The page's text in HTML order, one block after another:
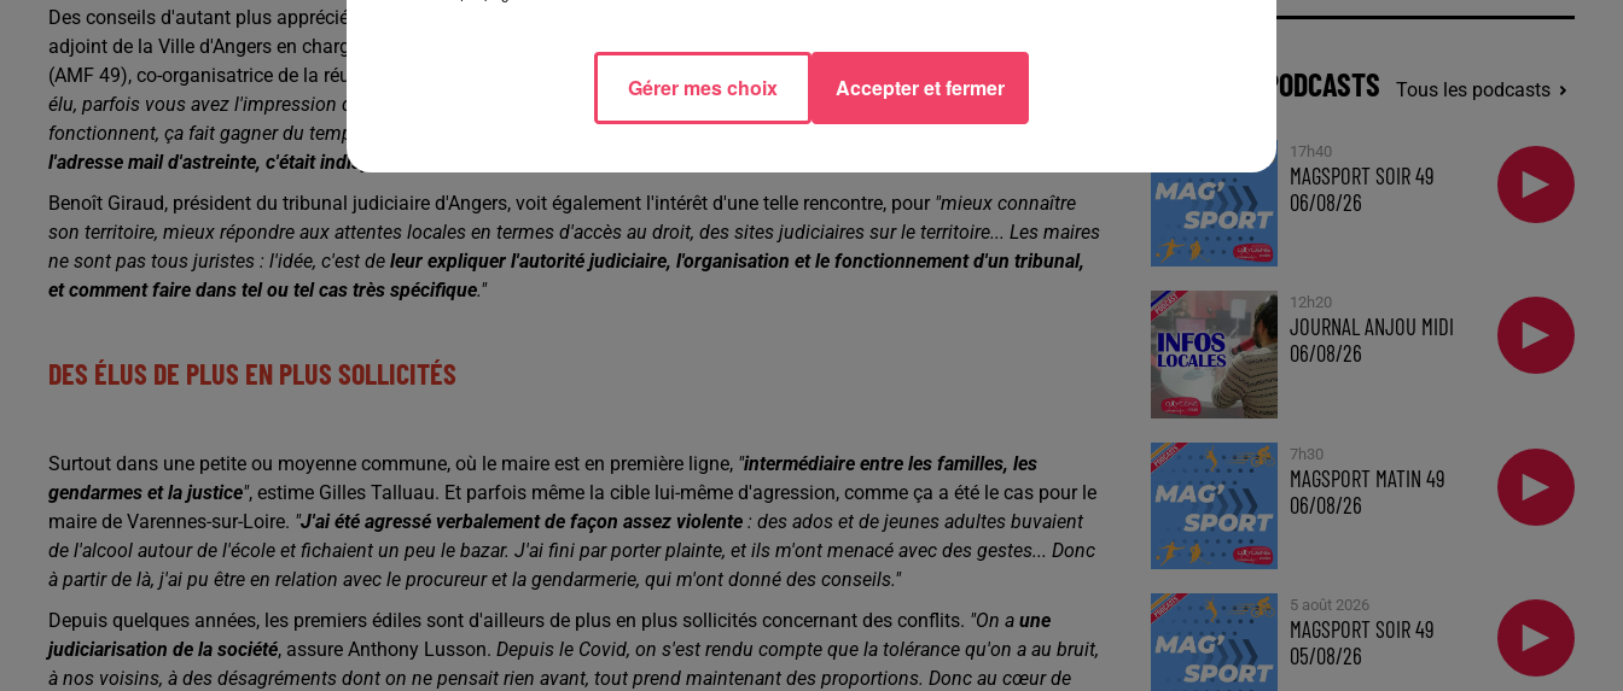
Des conseils d'autant plus appréciés par les nouveaux élus qui peuvent vite se sentir dépassés, explique Anthony Lusson,
adjoint de la Ville d'Angers en charge de la sécurité et représentant de l’Association des maires de France du Maine-et-Loire
(AMF 49), co-organisatrice de la réunion.
"Certains maires ruraux se sentent parfois assez démunis. Quand vous êtes nouvel
élu, parfois vous avez l'impression d'être face à une montagne : avoir le guide pratique pour expliquer comment les choses
fonctionnent, ça fait gagner du temps.
l'adresse mail d'astreinte, c'était indispensable
Benoît Giraud, président du tribunal judiciaire d'Angers, voit également l'intérêt d'une telle rencontre, pour "mieux connaître
son territoire, mieux répondre aux attentes locales en termes d'accès au droit, des sites judiciaires sur le territoire... Les maires
ne sont pas tous juristes : l'idée, c'est de leur expliquer l'autorité judiciaire, l'organisation et le fonctionnement d'un tribunal,
et comment faire dans tel ou tel cas très spécifique."
DES ÉLUS DE PLUS EN PLUS SOLLICITÉS
Surtout dans une petite ou moyenne commune, où le maire est en première ligne, "intermédiaire entre les familles, les
gendarmes et la justice", estime Gilles Talluau. Et parfois même la cible lui-même d'agression, comme ça a été le cas pour le
maire de Varennes-sur-Loire. "J'ai été agressé verbalement de façon assez violente : des ados et de jeunes adultes buvaient
de l'alcool autour de l'école et fichaient un peu le bazar. J'ai fini par porter plainte, et ils m'ont menacé avec des gestes... Donc
à partir de là, j'ai pu être en relation avec le procureur et la gendarmerie, qui m'ont donné des conseils."
Depuis quelques années, les premiers édiles sont d'ailleurs de plus en plus sollicités concernant des conflits. "On a une
judiciarisation de la société, assure Anthony Lusson. Depuis le Covid, on s'est rendu compte que la tolérance qu'on a au bruit,
à nos voisins, à des désagréments dont on ne pensait rien avant, tout prend maintenant des proportions. Donc au cœur de
DERNIERS PODCASTS Tous les podcasts
17h40
MAGSPORT SOIR 49
06/08/26
12h20
JOURNAL ANJOU MIDI
06/08/26
7h30
MAGSPORT MATIN 49
06/08/26
5 août 2026
MAGSPORT SOIR 49
05/08/26
Gérer mes choix Accepter et fermer